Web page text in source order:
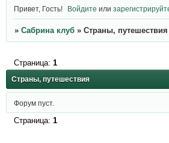
Привет, Гость! Войдите или
» Сабрина клуб » Страны, путешествия
Страны, путешествия
Страница: 1
Форум пуст.
Страница: 1